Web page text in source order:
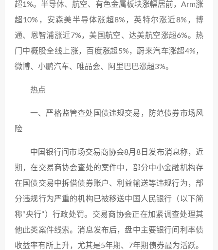
超1%。半导体、航空、有色金属板块涨幅居前，Arm涨
超10%，安森美半导体涨超8%，英特尔涨近8%，博
通、恩智浦涨近7%，美国航空、达美航空涨超6%。热
门中概股全线上涨，百度涨超5%，蔚来汽车涨超4%，
微博、小鹏汽车、唯品会、阿里巴巴涨超3%。
热点
一、严格监管查处国债违规交易，防范债券市场风
险
中国银行间市场交易商协会8月8日发布消息称，近
期，在交易商协会查处的案件中，部分中小金融机构存
在国债交易中拆借债券账户、利益输送等违规行为，部
分违规行为严重的机构已被移送中国人民银行（以下简
称“央行”）行政处罚。交易商协会正在加紧调查处理其
他此类案件线索。消息发布后，盘中主要银行间利率债
收益率有所上升，尤其是5年期、7年期债券最为活跃。